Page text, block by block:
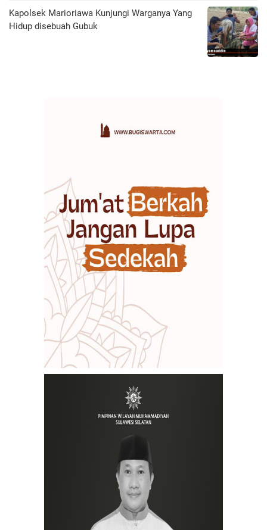
Kapolsek Marioriawa Kunjungi Warganya Yang
Hidup disebuah Gubuk